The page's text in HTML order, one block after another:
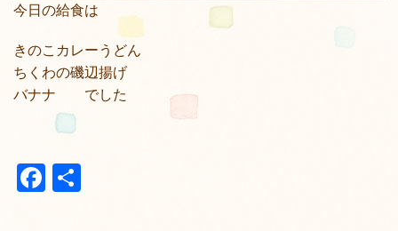
今日の給食は
きのこカレーうどん
ちくわの磯辺揚げ
バナナ でした
Facebook